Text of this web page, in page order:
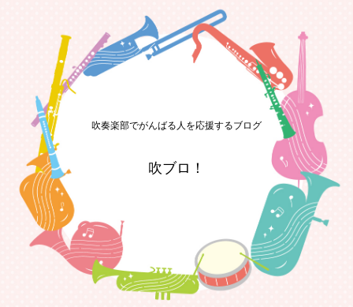
吹奏楽部でがんばる人を応援するブログ
吹ブロ！